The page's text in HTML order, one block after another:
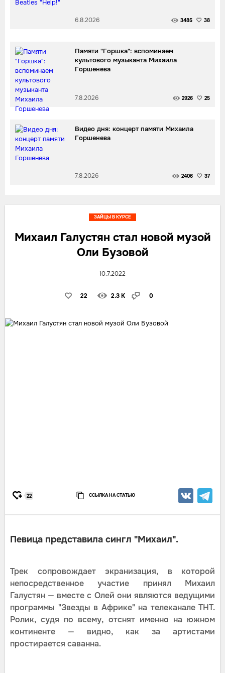
6.8.2026 3485 38
Памяти "Горшка": вспоминаем
культового музыканта Михаила
Горшенева
7.8.2026 2926 25
Видео дня: концерт памяти Михаила
Горшенева
7.8.2026 2406 37
Михаил Галустян стал новой музой
Оли Бузовой
10.7.2022
22 2.3 K 0
ЗАЙЦЫ В КУРСЕ
22 ССЫЛКА НА СТАТЬЮ
Певица представила сингл "Михаил".
Трек сопровождает экранизация, в которой
непосредственное участие принял Михаил
Галустян — вместе с Олей они являются ведущими
программы "Звезды в Африке" на телеканале ТНТ.
Ролик, судя по всему, отснят именно на южном
континенте — видно, как за артистами
простирается саванна.